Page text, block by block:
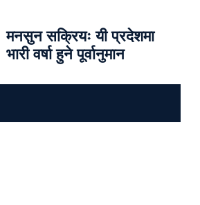
मनसुन सक्रियः यी प्रदेशमा
भारी वर्षा हुने पूर्वानुमान